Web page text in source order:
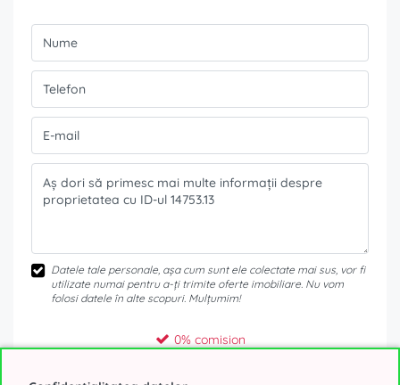
Datele tale personale, așa cum sunt ele colectate mai sus, vor fi
utilizate numai pentru a-ți trimite oferte imobiliare. Nu vom
folosi datele în alte scopuri. Mulțumim!
0% comision